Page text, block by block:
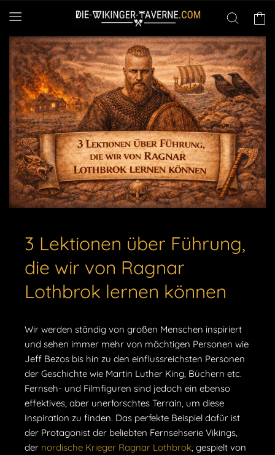
zum
Inhalt
3 Lektionen über Führung,
die wir von Ragnar
Lothbrok lernen können
Wir werden ständig von großen Menschen inspiriert
und sehen immer mehr von mächtigen Personen wie
Jeff Bezos bis hin zu den einflussreichsten Personen
der Geschichte wie Martin Luther King, Büchern etc.
Fernseh- und Filmfiguren sind jedoch ein ebenso
effektives, aber unerforschtes Terrain, um diese
Inspiration zu finden. Das perfekte Beispiel dafür ist
der Protagonist der beliebten Fernsehserie Vikings,
der nordische Krieger Ragnar Lothbrok , gespielt von